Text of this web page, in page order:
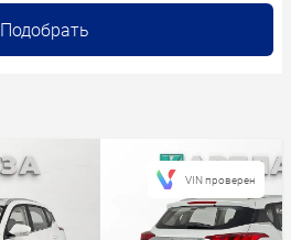
VIN проверен
Подобрать